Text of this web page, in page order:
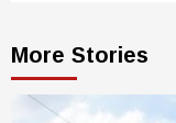
More Stories